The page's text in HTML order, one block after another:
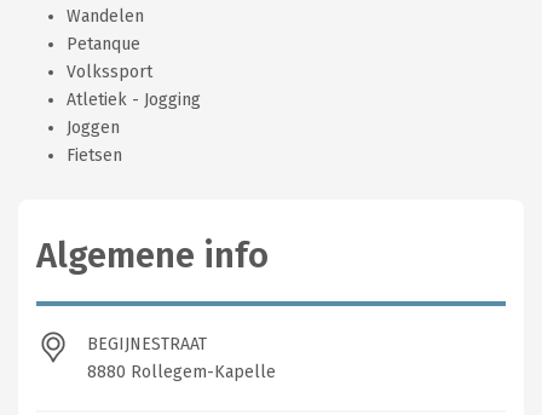
Wandelen
Petanque
Volkssport
Atletiek - Jogging
Joggen
Fietsen
Algemene info
BEGIJNESTRAAT
8880 Rollegem-Kapelle